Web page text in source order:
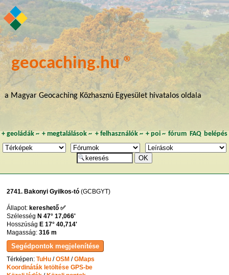
geocaching.hu ®
a Magyar Geocaching Közhasznú Egyesület hivatalos oldala
+ geoládák~ +megtalálások ~ + felhasználók~ + poi~ fórum FAQ belépés
2741. Bakonyi Gyilkos-tó (GCBGYT)
Állapot: kereshető ✅
Szélesség N 47° 17,066'
Hosszúság E 17° 40,714'
Magasság:316 m
Térképen:TuHu /OSM /GMaps
Koordináták letöltése GPS-be